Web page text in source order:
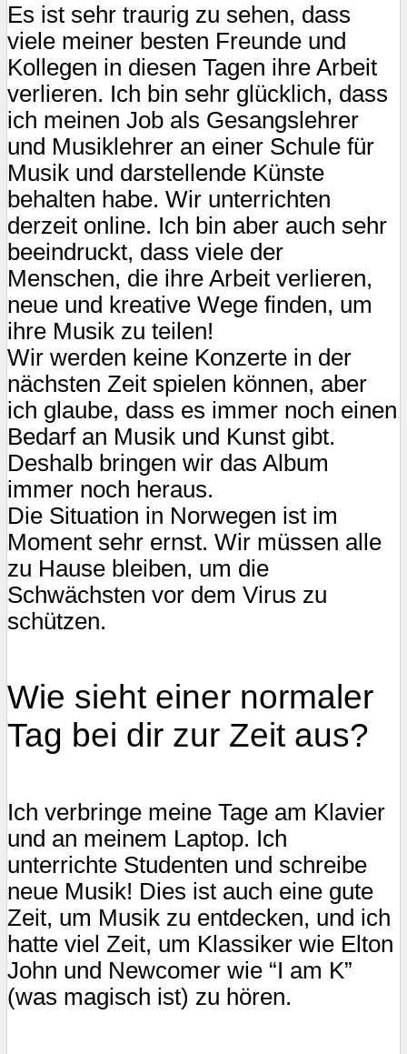
Es ist sehr traurig zu sehen, dass
viele meiner besten Freunde und
Kollegen in diesen Tagen ihre Arbeit
verlieren. Ich bin sehr glücklich, dass
ich meinen Job als Gesangslehrer
und Musiklehrer an einer Schule für
Musik und darstellende Künste
behalten habe. Wir unterrichten
derzeit online. Ich bin aber auch sehr
beeindruckt, dass viele der
Menschen, die ihre Arbeit verlieren,
neue und kreative Wege finden, um
ihre Musik zu teilen!
Wir werden keine Konzerte in der
nächsten Zeit spielen können, aber
ich glaube, dass es immer noch einen
Bedarf an Musik und Kunst gibt.
Deshalb bringen wir das Album
immer noch heraus.
Die Situation in Norwegen ist im
Moment sehr ernst. Wir müssen alle
zu Hause bleiben, um die
Schwächsten vor dem Virus zu
schützen.
Wie sieht einer normaler
Tag bei dir zur Zeit aus?
Ich verbringe meine Tage am Klavier
und an meinem Laptop. Ich
unterrichte Studenten und schreibe
neue Musik! Dies ist auch eine gute
Zeit, um Musik zu entdecken, und ich
hatte viel Zeit, um Klassiker wie Elton
John und Newcomer wie “I am K”
(was magisch ist) zu hören.